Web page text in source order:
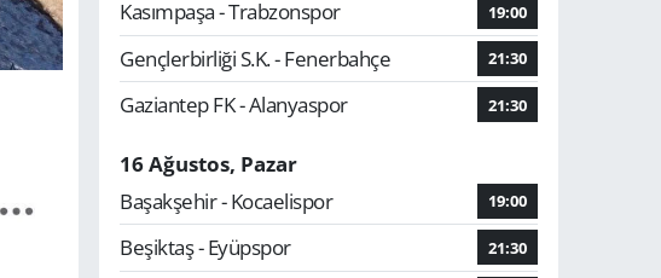
Kasımpaşa - Trabzonspor 19:00
Gençlerbirliği S.K. - Fenerbahçe 21:30
Gaziantep FK - Alanyaspor 21:30
16 Ağustos, Pazar
Başakşehir - Kocaelispor
19:00
Beşiktaş - Eyüpspor 21:30